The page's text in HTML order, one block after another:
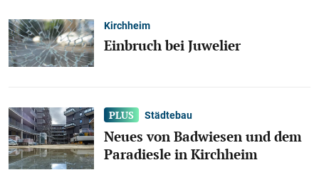
Kirchheim
Einbruch bei Juwelier
Städtebau
Neues von Badwiesen und dem
Paradiesle in Kirchheim